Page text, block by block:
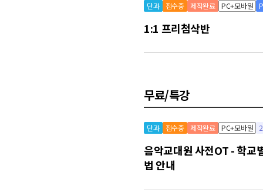
단과 접수중 제작완료 PC+모바일
1:1 프리첨삭반
무료/특강
단과 접수중 제작완료 PC+모바일
음악교대원 사전OT - 학교
법 안내